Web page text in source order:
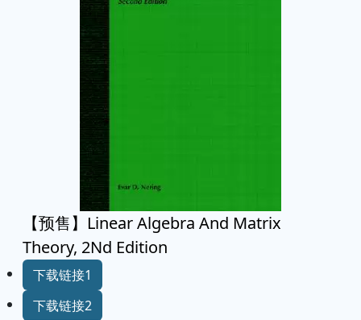
【预售】Linear Algebra And Matrix
Theory, 2Nd Edition
下载链接1
下载链接2